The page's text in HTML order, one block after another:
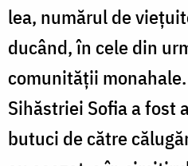
lea, numărul de
ducând, în cele din
comunității
Sihăstriei Sofia a fost
butuci de către